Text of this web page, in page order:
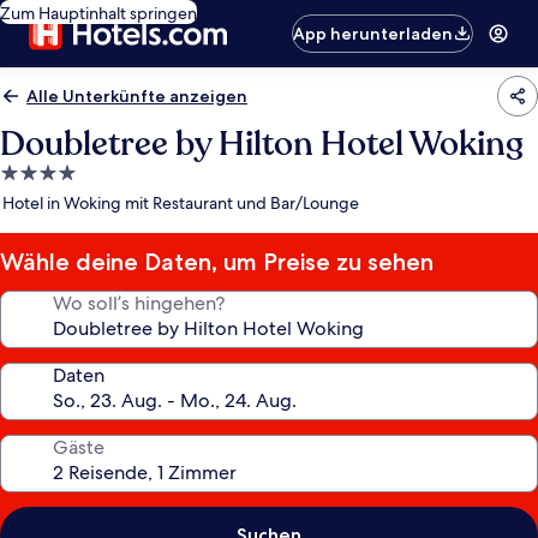
Zum Hauptinhalt springen
App herunterladen
Alle Unterkünfte anzeigen
Doubletree by Hilton Hotel Woking
4.0-
Sterne-
Hotel in Woking mit Restaurant und Bar/Lounge
Wähle deine Daten, um Preise zu sehen
Wo soll’s hingehen?
Daten
Gäste